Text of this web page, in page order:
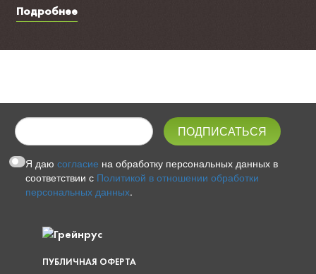
Подробнее
Я даюсогласие на обработку персональных данных в
соответствии с Политикой в отношении обработки
персональных данных.
ПУБЛИЧНАЯ ОФЕРТА